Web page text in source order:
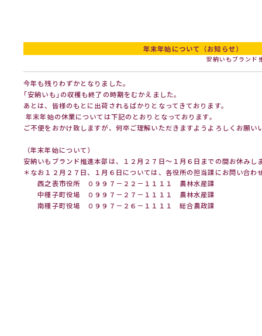
年末年始について（お知らせ）
安納いもブランド
今年も残りわずかとなりました。
｢安納いも｣の収穫も終了の時期をむかえました。
あとは、皆様のもとに出荷されるばかりとなってきております。
年末年始の休業については下記のとおりとなっております。
ご不便をおかけ致しますが、何卒ご理解いただきますようよろしくお願い
（年末年始について）
安納いもブランド推進本部は、１２月２７日～１月６日までの間お休みし
＊なお１２月２７日、１月６日については、各役所の担当課にお問い合わ
西之表市役所 ０９９７－２２－１１１１ 農林水産課
中種子町役場 ０９９７－２７－１１１１ 農林水産課
南種子町役場 ０９９７－２６－１１１１ 総合農政課